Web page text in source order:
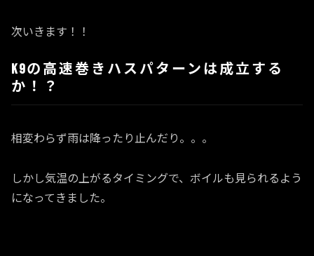
次いきます！！
K9の高速巻きハスパターンは成立する
か！？
相変わらず雨は降ったり止んだり。。。
しかし気温の上がるタイミングで、ボイルも見られるよう
になってきました。